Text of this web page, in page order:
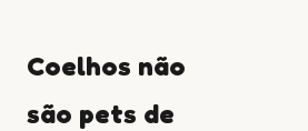
Coelhos não
são pets de